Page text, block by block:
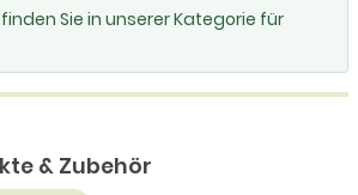
Sie in unserer Kategorie für
& Zubehör